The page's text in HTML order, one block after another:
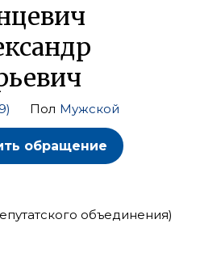
Пол Мужской
обращение
объединения)